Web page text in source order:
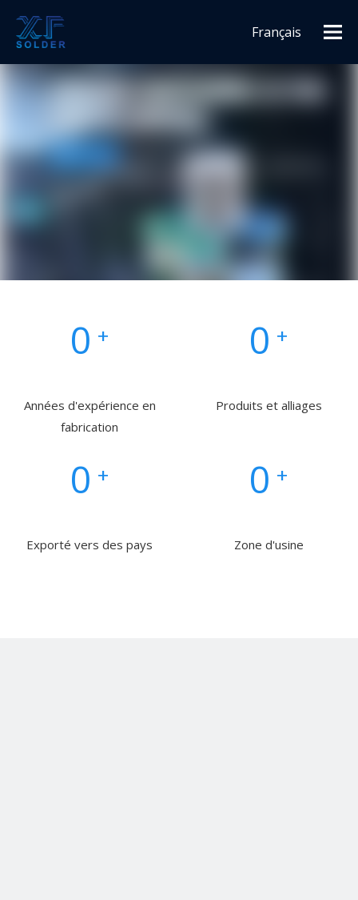
Français
Español
English
0 +
Années d'expérience en
fabrication
0 +
Produits et alliages
0 +
Exporté vers des pays
0 +
Zone d'usine